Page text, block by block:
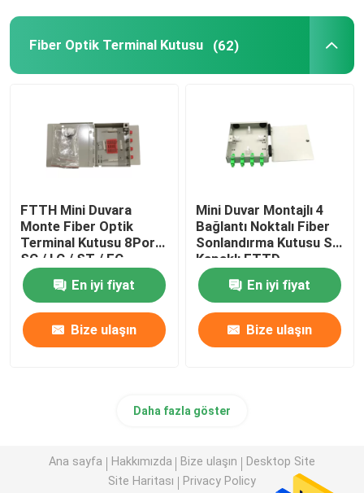
Fiber Optik Terminal Kutusu (62)
FTTH Mini Duvara
Monte Fiber Optik
Terminal Kutusu 8Port
SC / LC / ST / FC
En iyi fiyat
Bize ulaşın
Mini Duvar Montajlı 4
Bağlantı Noktalı Fiber
Sonlandırma Kutusu SC
Kapaklı FTTD
En iyi fiyat
Bize ulaşın
Daha fazla göster
Ana sayfa Hakkımızda Bize ulaşın
Desktop Site
Site Haritası
Privacy Policy